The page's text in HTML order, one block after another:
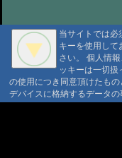
予
ご
当サイトでは
キーを使用し
さい。 個人情
ッキーは一切
の使用につき同意頂けたも
デバイスに格納するデータの